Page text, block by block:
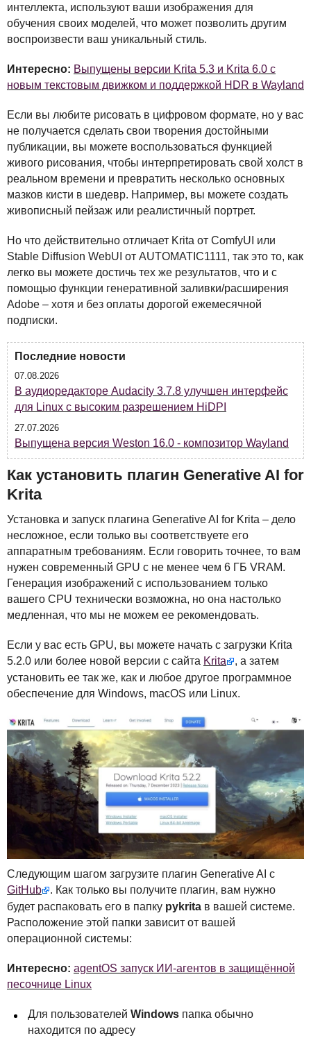
интеллекта, используют ваши изображения для
обучения своих моделей, что может позволить другим
воспроизвести ваш уникальный стиль.
Интересно: Выпущены версии Krita 5.3 и Krita 6.0 с
новым текстовым движком и поддержкой HDR в Wayland
Если вы любите рисовать в цифровом формате, но у вас
не получается сделать свои творения достойными
публикации, вы можете воспользоваться функцией
живого рисования, чтобы интерпретировать свой холст в
реальном времени и превратить несколько основных
мазков кисти в шедевр. Например, вы можете создать
живописный пейзаж или реалистичный портрет.
Но что действительно отличает Krita от ComfyUI или
Stable Diffusion WebUI от AUTOMATIC1111, так это то, как
легко вы можете достичь тех же результатов, что и с
помощью функции генеративной заливки/расширения
Adobe – хотя и без оплаты дорогой ежемесячной
подписки.
Последние новости
07.08.2026
В аудиоредакторе Audacity 3.7.8 улучшен интерфейс
для Linux с высоким разрешением HiDPI
27.07.2026
Выпущена версия Weston 16.0 - композитор Wayland
Как установить плагин Generative AI for
Krita
Установка и запуск плагина Generative AI for Krita – дело
несложное, если только вы соответствуете его
аппаратным требованиям. Если говорить точнее, то вам
нужен современный GPU с не менее чем 6 ГБ VRAM.
Генерация изображений с использованием только
вашего CPU технически возможна, но она настолько
медленная, что мы не можем ее рекомендовать.
Если у вас есть GPU, вы можете начать с загрузки Krita
5.2.0 или более новой версии с сайта Krita
, а затем
установить ее так же, как и любое другое программное
обеспечение для Windows, macOS или Linux.
Следующим шагом загрузите плагин Generative AI с
GitHub
. Как только вы получите плагин, вам нужно
будет распаковать его в папку pykrita в вашей системе.
Расположение этой папки зависит от вашей
операционной системы:
Интересно: agentOS запуск ИИ-агентов в защищённой
песочнице Linux
Для пользователей Windows папка обычно
находится по адресу